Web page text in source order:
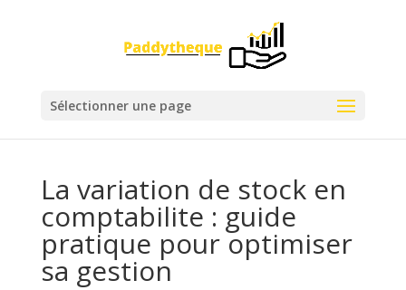
Sélectionner une page
La variation de stock en
comptabilite : guide
pratique pour optimiser
sa gestion